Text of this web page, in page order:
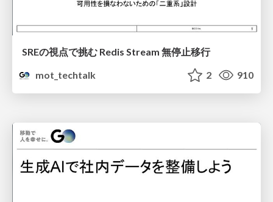
SREの視点で挑む Redis Stream 無停止移行
mot_techtalk
2 910